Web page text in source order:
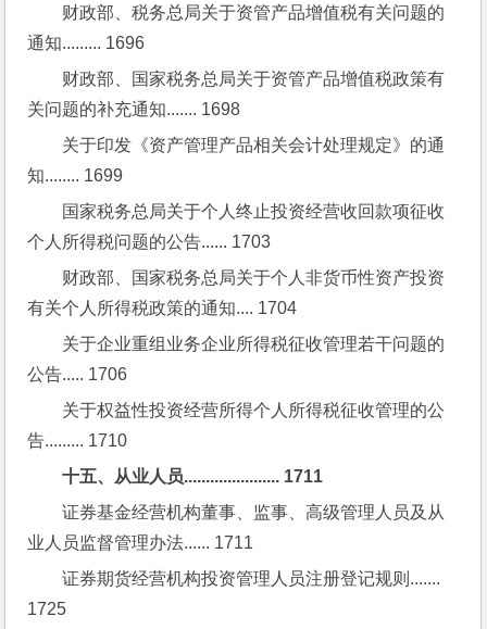
财政部、税务总局关于资管产品增值税有关问题的
通知......... 1696
财政部、国家税务总局关于资管产品增值税政策有
关问题的补充通知....... 1698
关于印发《资产管理产品相关会计处理规定》的通
知........ 1699
国家税务总局关于个人终止投资经营收回款项征收
个人所得税问题的公告...... 1703
财政部、国家税务总局关于个人非货币性资产投资
有关个人所得税政策的通知.... 1704
关于企业重组业务企业所得税征收管理若干问题的
公告..... 1706
关于权益性投资经营所得个人所得税征收管理的公
告......... 1710
十五、从业人员...................... 1711
证券基金经营机构董事、监事、高级管理人员及从
业人员监督管理办法...... 1711
证券期货经营机构投资管理人员注册登记规则.......
1725